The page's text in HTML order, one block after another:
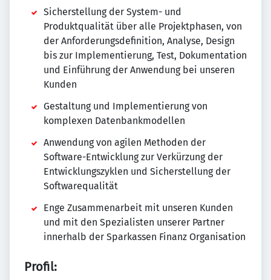
Sicherstellung der System- und
Produktqualität über alle Projektphasen, von
der Anforderungsdefinition, Analyse, Design
bis zur Implementierung, Test, Dokumentation
und Einführung der Anwendung bei unseren
Kunden
Gestaltung und Implementierung von
komplexen Datenbankmodellen
Anwendung von agilen Methoden der
Software-Entwicklung zur Verkürzung der
Entwicklungszyklen und Sicherstellung der
Softwarequalität
Enge Zusammenarbeit mit unseren Kunden
und mit den Spezialisten unserer Partner
innerhalb der Sparkassen Finanz Organisation
Profil: